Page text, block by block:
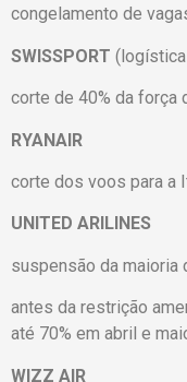
congelamento de
SWISSPORT
corte de 40% da força
RYANAIR
corte dos voos para a
UNITED ARILINES
suspensão da maioria
antes da restrição
até 70% em abril e
WIZZ AIR